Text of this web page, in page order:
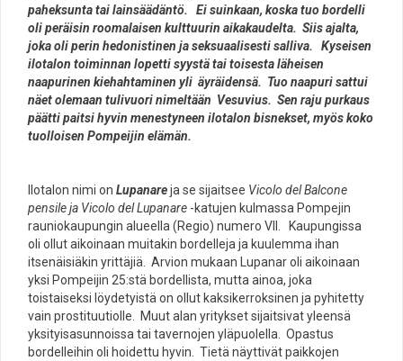
paheksunta tai lainsäädäntö. Ei suinkaan, koska tuo bordelli
oli peräisin roomalaisen kulttuurin aikakaudelta. Siis ajalta,
joka oli perin hedonistinen ja seksuaalisesti salliva. Kyseisen
ilotalon toiminnan lopetti syystä tai toisesta läheisen
naapurinen kiehahtaminen yli äyräidensä. Tuo naapuri sattui
näet olemaan tulivuori nimeltään Vesuvius. Sen raju purkaus
päätti paitsi hyvin menestyneen ilotalon bisnekset, myös koko
tuolloisen Pompeijin elämän.
Ilotalon nimi on Lupanareja se sijaitsee Vicolo del Balcone
pensileja Vicolo del Lupanare -katujen kulmassa Pompejin
rauniokaupungin alueella (Regio) numero VII. Kaupungissa
oli ollut aikoinaan muitakin bordelleja ja kuulemma ihan
itsenäisiäkin yrittäjiä. Arvion mukaan Lupanar oli aikoinaan
yksi Pompeijin 25:stä bordellista, mutta ainoa, joka
toistaiseksi löydetyistä on ollut kaksikerroksinen ja pyhitetty
vain prostituutiolle. Muut alan yritykset sijaitsivat yleensä
yksityisasunnoissa tai tavernojen yläpuolella. Opastus
bordelleihin oli hoidettu hyvin. Tietä näyttivät paikkojen